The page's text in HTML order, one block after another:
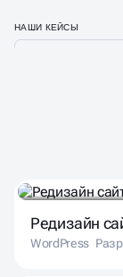
НАШИ КЕЙСЫ
Редизайн
WordPress